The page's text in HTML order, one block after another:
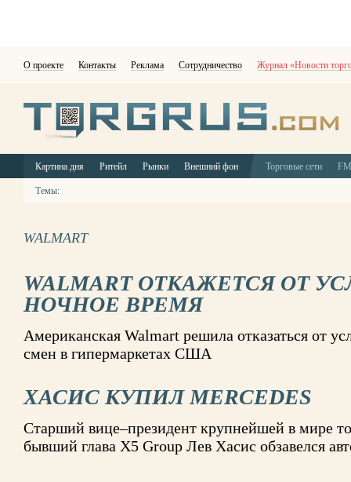
О проекте Контакты Реклама Сотрудничество Журнал «Новости
Картина дня Ритейл Рынки Внешний фон Торговые сети
Темы:
WALMART
WALMART ОТКАЖЕТСЯ ОТ
НОЧНОЕ ВРЕМЯ
Американская Walmart решила отказаться от
смен в гипермаркетах США
ХАСИС КУПИЛ MERCEDES
Старший вице–президент крупнейшей в мире
бывший глава X5 Group Лев Хасис обзавелся